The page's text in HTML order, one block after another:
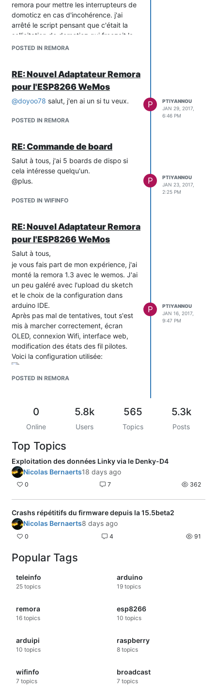
remora pour mettre les interrupteurs de
domoticz en cas d'incohérence. j'ai
arrêté le script pensant que c'était la
sollicitation de domoticz qui freezait la
Remora, mais le problème existe
passe? Merci par avance!
POSTED IN REMORA
RE: Nouvel Adaptateur Remora
pour l'ESP8266 WeMos
@doyoo78 salut, j'en ai un si tu veux.
POSTED IN REMORA
P
PTIYANNOU
JAN 29, 2017,
6:46 PM
RE: Commande de board
Salut à tous, j'ai 5 boards de dispo si
cela intéresse quelqu'un.
@plus.
POSTED IN WIFINFO
P
PTIYANNOU
JAN 23, 2017,
2:25 PM
RE: Nouvel Adaptateur Remora
pour l'ESP8266 WeMos
Salut à tous,
je vous fais part de mon expérience, j'ai
monté la remora 1.3 avec le wemos. J'ai
un peu galéré avec l'upload du sketch
et le choix de la configuration dans
arduino IDE.
Après pas mal de tentatives, tout s'est
mis à marcher correctement, écran
OLED, connexion Wifi, interface web,
modification des états des fil pilotes.
Voici la configuration utilisée:
Si cela peut aider!
intégré dans mon jeedom et je peux
dans jeedom.
@plus!
Yann
Pour info, j'ai des PCB remora 1.3 en rab
(8)
POSTED IN REMORA
P
PTIYANNOU
JAN 16, 2017,
9:47 PM
0
Online
5.8k
Users
565
Topics
5.3k
Posts
Top Topics
Exploitation des données Linky via le Denky-D4
Nicolas Bernaerts18 days ago
0 7 362
Crashs répétitifs du firmware depuis la 15.5beta2
Nicolas Bernaerts8 days ago
0 4 91
Popular Tags
teleinfo
25 topics
arduino
19 topics
remora
16 topics
esp8266
10 topics
arduipi
10 topics
raspberry
8 topics
wifinfo
7 topics
broadcast
7 topics